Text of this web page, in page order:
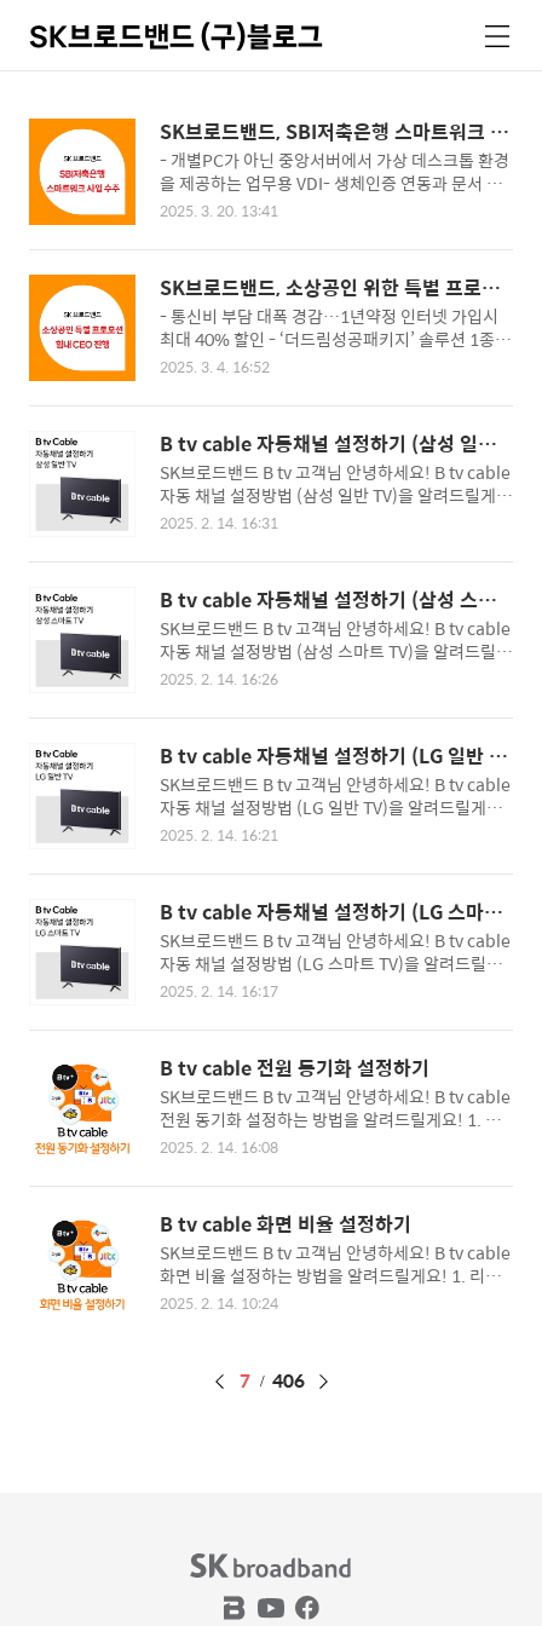
SK브로드밴드 (구)블로그
색
메
뉴
SK브로드밴드, SBI저축은행 스마트워크 사
업 수주
- 개별PC가 아닌 중앙서버에서 가상 데스크톱 환경
을 제공하는 업무용 VDI- 생체인증 연동과 문서 중
앙화 솔루션을 구축해 보안성 강화- 자체 기술력으
보 - 통합기술지원센터 운영으로 고객맞춤형 지원
과 안정적인 서비스 제공 SK브로드밴드(대표이사
사장 : 박진효, www.skbroadband.com)는 SBI
저축은행 스마트워크 구축 사업을 수주하고 가상 데
스크톱 인프라(VDI) 솔루션 ‘Cloud X’ 공급 계약을
체결했다고 20일 밝혔다. ‘Cloud X’는 SK브로드밴
별 PC에 의존하지 않고 중앙서버에서 가상 데스크
톱 환경을 제공한다. 언제 어디서나 어떤 기기로도
동일한 가상 PC에 접속해 업무를..
2025. 3. 20. 13:41
SK브로드밴드, 소상공인 위한 특별 프로모
션 ‘힘내CEO(힘내쎄오)’ 진행
- 통신비 부담 대폭 경감…1년약정 인터넷 가입시
최대 40% 할인 - ‘더드림성공패키지’ 솔루션 1종만
가입해도 매장에 필요한 웰컴키트 증정 SK브로드
d.com)는 비용 절감과 매장 운영에 도움주는 소상
공인 고객 대상 특별 프로모션 ‘힘내CEO(힘내쎄
오)’을 진행한다고 4일 밝혔다. 8월 말까지 진행하
는 이번 프로모션을 통해 인터넷을 신규가입하는 소
상공인 고객은 1년 약정과 함께 통신비를 알뜰하게
절약할 수 있다. 기가라이트 와이파이(최대 500Mb
월 51,700원 대비 통신비가 최대 40% 절감되는 월
30,800원에 이용할 수 있으며, 3년 약정 요금인 월
34,100원과 비교해도 저렴하..
2025. 3. 4. 16:52
B tv cable 자동채널 설정하기 (삼성 일반 T
V)
SK브로드밴드 B tv 고객님 안녕하세요! B tv cable
자동 채널 설정방법 (삼성 일반 TV)을 알려드릴게
요! 1. 삼성 TV 리모컨의 [홈 버튼] 또는 [메뉴] 또는
2. [자동 채널 설정]으로 이동 후 [시작] 버튼 클릭 -
2016년 이전 TV는 [DTV채널 선택] 항목으로 이동
후 [유선방송] 선택, [시작] 버튼 클릭 3. 자동으로
채널 설정 중 - 완료율 100% 될 때까지 건너뛰기 혹
은 다음 등 다른 버튼 누르지 마세요 4. 자동 채널 설
정 완료 시, 저장된 채널 수 확인 후 [닫기] 선택
2025. 2. 14. 16:31
B tv cable 자동채널 설정하기 (삼성 스마
트 TV)
SK브로드밴드 B tv 고객님 안녕하세요! B tv cable
자동 채널 설정방법 (삼성 스마트 TV)을 알려드릴게
요! 1. 삼성 TV 리모컨의 [홈 버튼] 또는 [메뉴] 또는
널/방송] 선택 후 [자동 채널 설정]으로 이동 3. [시
작] 버튼 클릭 - 수신 가능한 모든 채널을 자동으로
검색 하여, 몇 분 정도 시간 소요 4. 자동으로 채널 검
색 중 - 완료율 100% 될 때까지 건너뛰기 혹은 다음
등 다른 버튼 누르지 마세요 5. 채널 검색 완료 시, 검
색/저장된 채널 수 확인 후 [닫기] 선택
2025. 2. 14. 16:26
B tv cable 자동채널 설정하기 (LG 일반 T
V)
SK브로드밴드 B tv 고객님 안녕하세요! B tv cable
자동 채널 설정방법 (LG 일반 TV)을 알려드릴게요!
1. LG TV 리모컨의 [설정] 또는 [메뉴] 버튼 클릭 후
[시작] 버튼 선택 3. 자동으로 채널 검색 중 - 완료율
100% 될 때까지 '건너뛰기' 또는 '다음' 등 다른 버
튼 누르지 마세요 4. 채널 검색 완료 100%가 되고
[완료] 버튼을 누르면, 검색 된 모든 채널 시청 가능
2025. 2. 14. 16:21
B tv cable 자동채널 설정하기 (LG 스마트
TV)
SK브로드밴드 B tv 고객님 안녕하세요! B tv cable
자동 채널 설정방법 (LG 스마트 TV)을 알려드릴게
요! 1. LG TV 리모컨의 [설정] 또는 [메뉴] 버튼 클
후 [방송 채널]로 이동 3. [채널 찾기] 선택 - TV 모델
에 따라 [방송 설정] 또는 [채널 검색]으로 표기될 수
있음 4. [자동 채널] 선택 5. UHDTV 채널 찾기 또는
[토글] 버튼 선택 후 [시작] 버튼 클릭 6. 자동으로
채널 검색 중 - 완료율 100% 될 때까지 '건너뛰기'
또는 '다음' 등 다른 버튼 누르지 마세요 7. 채널 검
된 모든 채널 시청 가능
2025. 2. 14. 16:17
B tv cable 전원 동기화 설정하기
SK브로드밴드 B tv 고객님 안녕하세요! B tv cable
전원 동기화 설정하는 방법을 알려드릴게요! 1. 리
모컨의 [홈 버튼] 또는 [메뉴] 클릭 후 TV화면 상단
기화]로 이동 후 [사용] 또는 [사용 안 함] 중 선택 4.
셋톱 박스 전원 동기화 사용 설정 완료 - 셋톱박스
또는 TV전원이 자동으로 켜지거나 꺼지는 현상이
발생하는 경우 셋톱박스 [전원 동기화] 기능을 '사용
안 함'으로 설정하기
2025. 2. 14. 16:08
B tv cable 화면 비율 설정하기
SK브로드밴드 B tv 고객님 안녕하세요! B tv cable
화면 비율 설정하는 방법을 알려드릴게요! 1. 리모
컨의 [홈 버튼] 또는 [메뉴] 클릭 후 TV화면 상단의
또는 [OK] 클릭 - 사용 중인 TV에서 지원하는 해상
2025. 2. 14. 10:24
페
7 406